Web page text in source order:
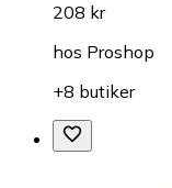
208 kr
hos Proshop
+8 butiker